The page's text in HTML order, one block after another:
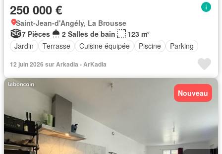
250 000 €
Saint-Jean-d'Angély, La Brousse
7 Pièces
2 Salles de bain
123 m²
Jardin
Terrasse Cuisine équipée Piscine Parking
12 juin 2026 sur Arkadia - ArKadia
Nouveau